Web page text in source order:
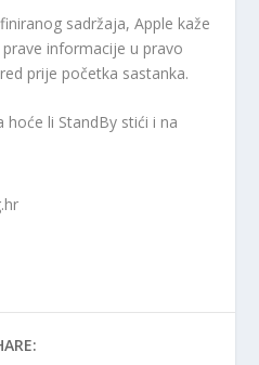
sadržaja, Apple kaže
​​prave informacije u pravo
prije početka sastanka.
li StandBy stići i na